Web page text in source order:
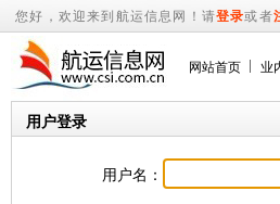
您好，欢迎来到航运信息网！请登录或者
网站首页 业
用户登录
用户名：